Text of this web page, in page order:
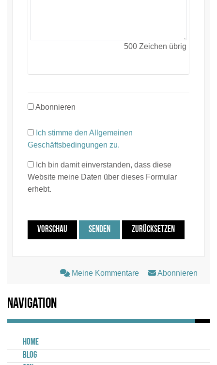
500 Zeichen übrig
Abonnieren
Ich stimme den Allgemeinen
Geschäftsbedingungen zu.
Ich bin damit einverstanden, dass diese
Website meine Daten über dieses Formular
erhebt.
VORSCHAU SENDEN ZURÜCKSETZEN
Meine Kommentare Abonnieren
Navigation
Home
Blog